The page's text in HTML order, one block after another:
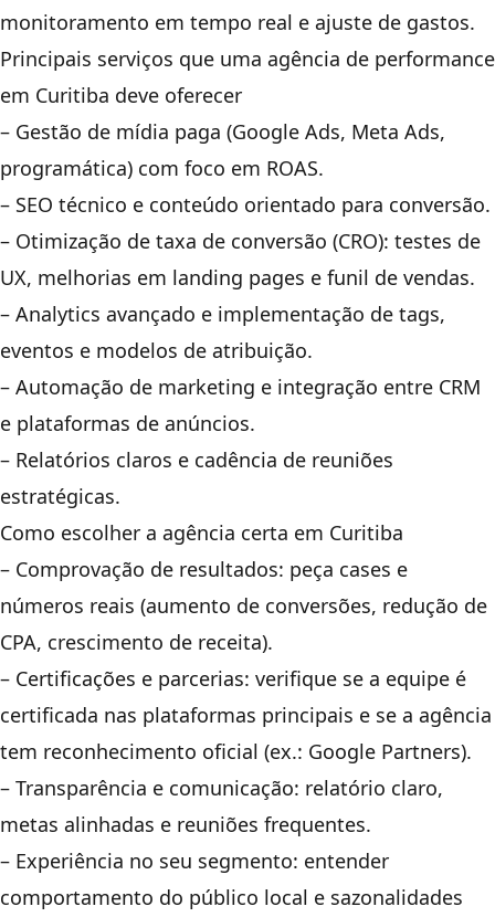
monitoramento em tempo real e ajuste de gastos.
Principais serviços que uma agência de performance
em Curitiba deve oferecer
– Gestão de mídia paga (Google Ads, Meta Ads,
programática) com foco em ROAS.
– SEO técnico e conteúdo orientado para conversão.
– Otimização de taxa de conversão (CRO): testes de
UX, melhorias em landing pages e funil de vendas.
– Analytics avançado e implementação de tags,
eventos e modelos de atribuição.
– Automação de marketing e integração entre CRM
e plataformas de anúncios.
– Relatórios claros e cadência de reuniões
estratégicas.
Como escolher a agência certa em Curitiba
– Comprovação de resultados: peça cases e
números reais (aumento de conversões, redução de
CPA, crescimento de receita).
– Certificações e parcerias: verifique se a equipe é
certificada nas plataformas principais e se a agência
tem reconhecimento oficial (ex.: Google Partners).
– Transparência e comunicação: relatório claro,
metas alinhadas e reuniões frequentes.
– Experiência no seu segmento: entender
comportamento do público local e sazonalidades